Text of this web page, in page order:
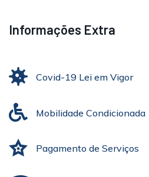
Informações Extra
Covid-19 Lei em Vigor
Mobilidade Condicionada
Pagamento de Serviços